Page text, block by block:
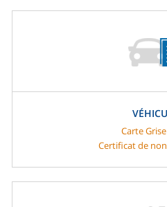
Carte
Certificat de